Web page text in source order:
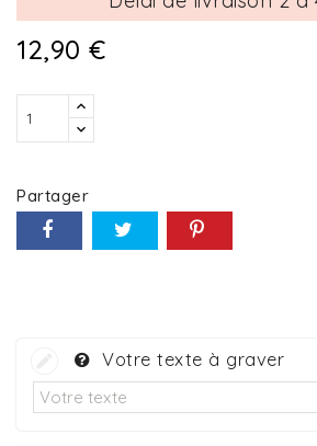
12,90 €
Partager
Votre texte à graver